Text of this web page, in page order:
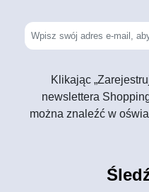
Klikając
newslettera
można znaleźć w